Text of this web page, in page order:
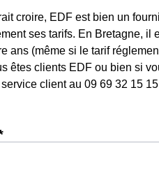
croire, EDF est bien un
ses tarifs. En Bretagne,
ans (même si le tarif
êtes clients EDF ou bien si
client au 09 69 32 15